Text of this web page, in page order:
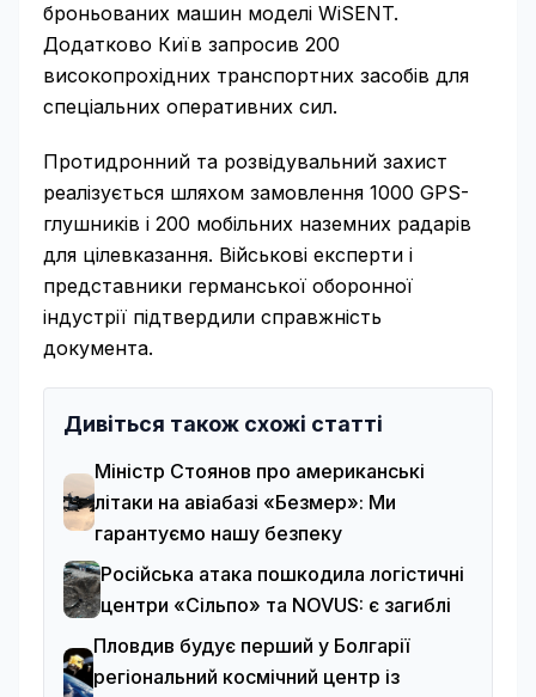
броньованих машин моделі WiSENT.
Додатково Київ запросив 200
високопрохідних транспортних засобів для
спеціальних оперативних сил.
Протидронний та розвідувальний захист
реалізується шляхом замовлення 1000 GPS-
глушників і 200 мобільних наземних радарів
для цілевказання. Військові експерти і
представники германської оборонної
індустрії підтвердили справжність
документа.
Дивіться також схожі статті
Міністр Стоянов про американські
літаки на авіабазі «Безмер»: Ми
гарантуємо нашу безпеку
Російська атака пошкодила логістичні
центри «Сільпо» та NOVUS: є загиблі
Пловдив будує перший у Болгарії
регіональний космічний центр із